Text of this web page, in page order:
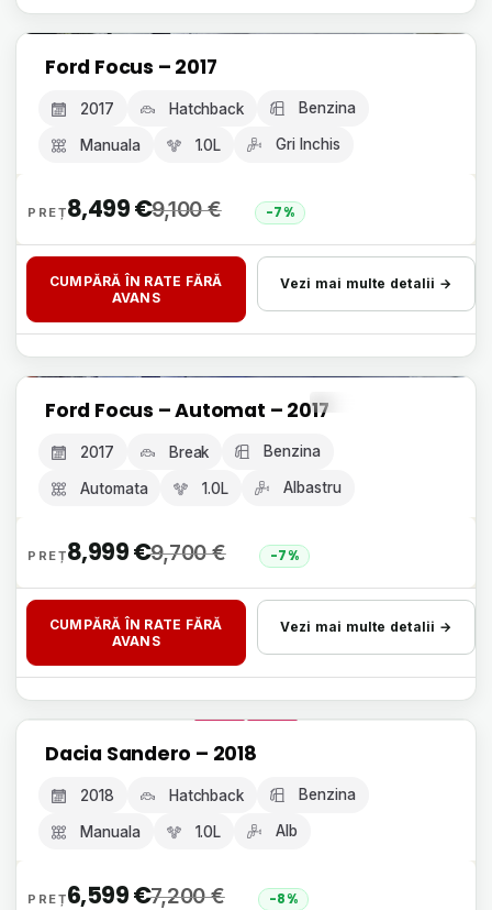
GARANȚIE 12 LUNI
Ford Focus – 2017
2017 Hatchback Benzina
Manuala 1.0L Gri Inchis
9,100€
8,499€ -7%
CUMPĂRĂ ÎN RATE FĂRĂ
AVANS
Vezi mai multe detalii →
GARANȚIE 12 LUNI
Ford Focus – Automat – 2017
2017 Break Benzina
Automata 1.0L Albastru
9,700€
8,999€ -7%
CUMPĂRĂ ÎN RATE FĂRĂ
AVANS
Vezi mai multe detalii →
GARANȚIE 12 LUNI
Dacia Sandero – 2018
2018 Hatchback Benzina
Manuala 1.0L Alb
7,200€
6,599€ -8%